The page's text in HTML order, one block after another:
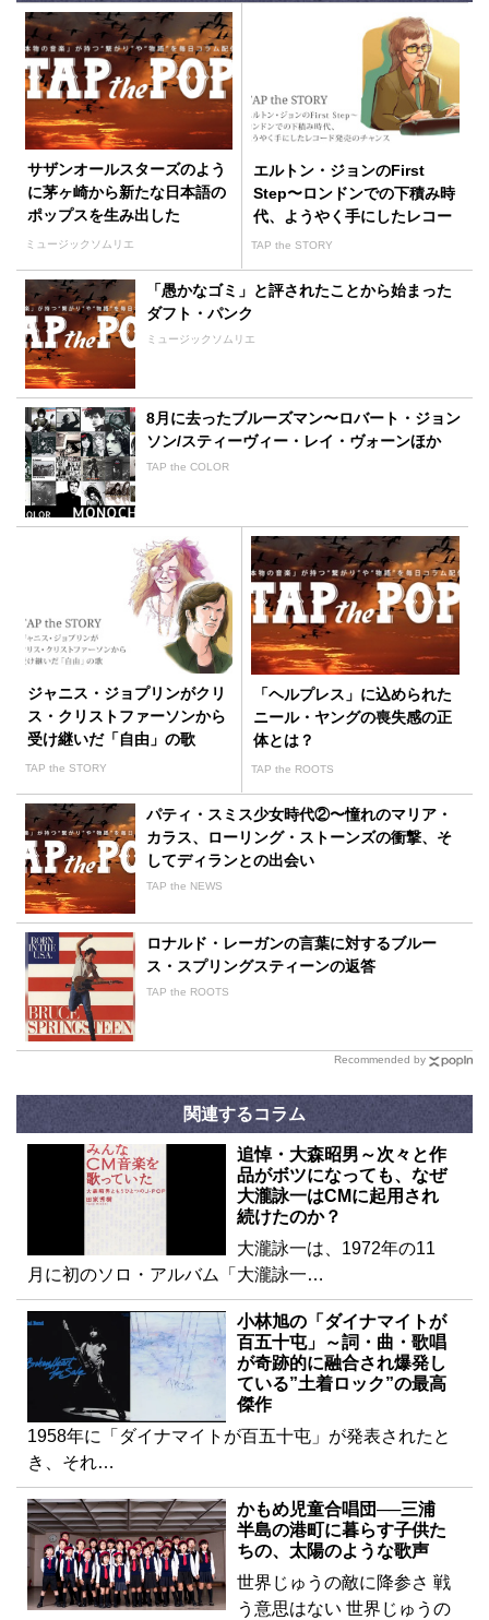
サザンオールスターズのよう
に茅ヶ崎から新たな日本語の
ポップスを生み出した
Suchmos
ミュージックソムリエ
エルトン・ジョンのFirst
Step〜ロンドンでの下積み時
代、ようやく手にしたレコー
ド発売のチャンス
TAP the STORY
「愚かなゴミ」と評されたことから始まった
ダフト・パンク
ミュージックソムリエ
8月に去ったブルーズマン〜ロバート・ジョン
ソン/スティーヴィー・レイ・ヴォーンほか
TAP the COLOR
ジャニス・ジョプリンがクリ
ス・クリストファーソンから
受け継いだ「自由」の歌
TAP the STORY
「ヘルプレス」に込められた
ニール・ヤングの喪失感の正
体とは？
TAP the ROOTS
パティ・スミス少女時代②〜憧れのマリア・
カラス、ローリング・ストーンズの衝撃、そ
してディランとの出会い
TAP the NEWS
ロナルド・レーガンの言葉に対するブルー
ス・スプリングスティーンの返答
TAP the ROOTS
Recommended by
関連するコラム
追悼・大森昭男～次々と作
品がボツになっても、なぜ
大瀧詠一はCMに起用され
続けたのか？
大瀧詠一は、1972年の11
月に初のソロ・アルバム「大瀧詠一…
小林旭の「ダイナマイトが
百五十屯」～詞・曲・歌唱
が奇跡的に融合され爆発し
ている”土着ロック”の最高
傑作
1958年に「ダイナマイトが百五十屯」が発表されたと
き、それ…
かもめ児童合唱団──三浦
半島の港町に暮らす子供た
ちの、太陽のような歌声
世界じゅうの敵に降参さ 戦
う意思はない 世界じゅうの